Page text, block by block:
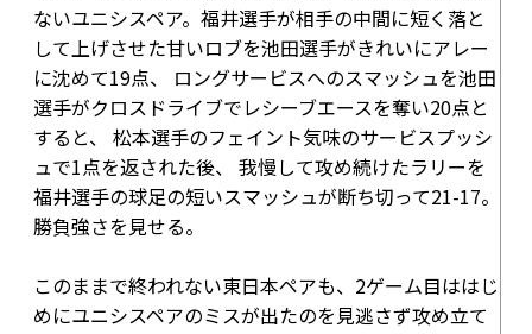
ないユニシスペア。福井選手が相手の中間に短く落と
して上げさせた甘いロブを池田選手がきれいにアレー
に沈めて19点、 ロングサービスへのスマッシュを池田
選手がクロスドライブでレシーブエースを奪い20点と
すると、 松本選手のフェイント気味のサービスプッシ
ュで1点を返された後、 我慢して攻め続けたラリーを
福井選手の球足の短いスマッシュが断ち切って21-17。
勝負強さを見せる。
このままで終われない東日本ペアも、2ゲーム目ははじ
めにユニシスペアのミスが出たのを見逃さず攻め立て